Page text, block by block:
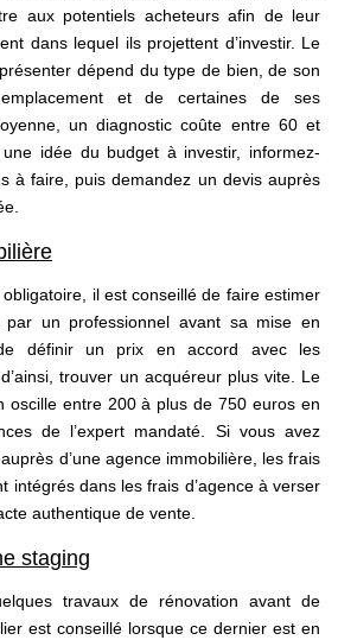
aux potentiels acheteurs afin de leur
dans lequel ils projettent d’investir. Le
dépend du type de bien, de son
et de certaines de ses
un diagnostic coûte entre 60 et
idée du budget à investir, informez-
à faire, puis demandez un devis auprès
obligatoire, il est conseillé de faire estimer
un professionnel avant sa mise en
définir un prix en accord avec les
trouver un acquéreur plus vite. Le
oscille entre 200 à plus de 750 euros en
de l’expert mandaté. Si vous avez
d’une agence immobilière, les frais
intégrés dans les frais d’agence à verser
authentique de vente.
staging
travaux de rénovation avant de
est conseillé lorsque ce dernier est en